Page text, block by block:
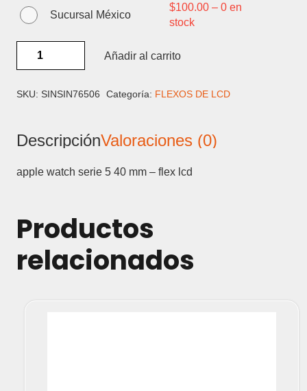
Sucursal México
$100.00– 0 en
stock
WATCH
5
-
LCD
Añadir al carrito
SKU: SINSIN76506 Categoría: FLEXOS DE LCD
DescripciónValoraciones (0)
apple watch serie 5 40 mm – flex lcd
Productos
relacionados